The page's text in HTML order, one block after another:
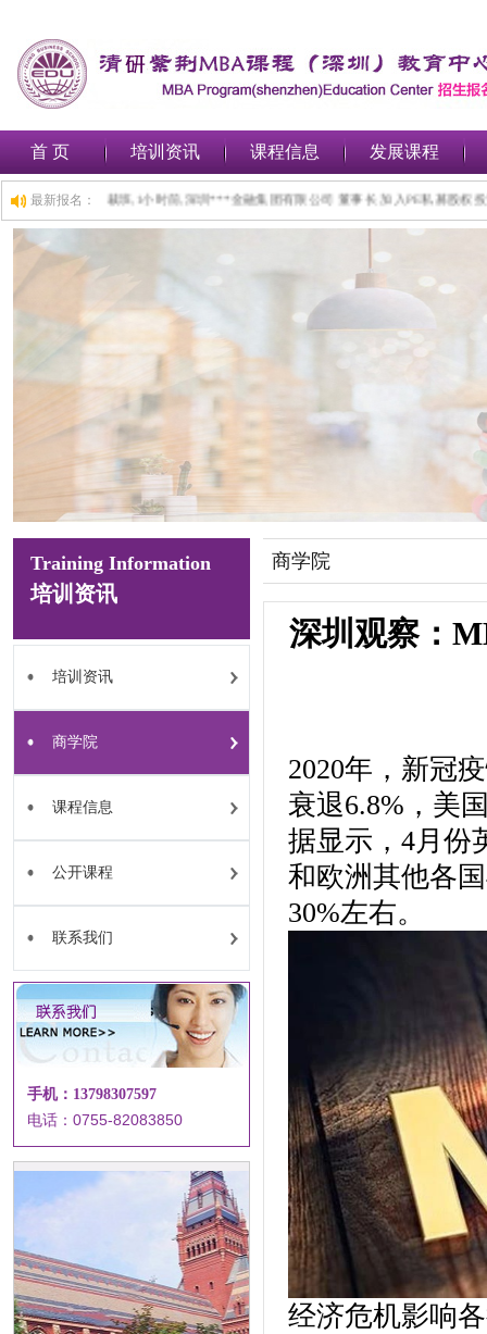
首 页 培训资讯 课程信息 发展课程
最新报名：
工商管理(MBA)总裁班,1小时前,深圳***金融集团有限公司 董事长 加入PE私募股
Training Information
培训资讯
培训资讯
商学院
课程信息
公开课程
联系我们
手机：13798307597
电话：0755-82083850
商学院
深圳观察：
2020年，新冠
衰退6.8%，美
据显示，4月份
和欧洲其他各
30%左右。
经济危机影响